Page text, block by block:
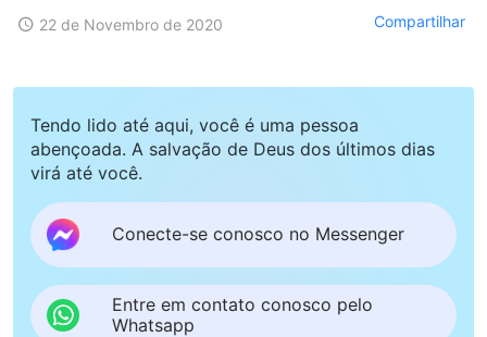
22 de Novembro de 2020 Compartilhar
Tendo lido até aqui, você é uma pessoa
abençoada. A salvação de Deus dos últimos dias
virá até você.
Conecte-se conosco no Messenger
Entre em contato conosco pelo
Whatsapp